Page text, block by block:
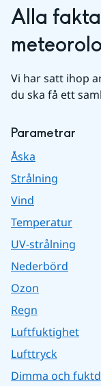
Alla
Vi har satt ihop
du ska få ett
Parametrar
Åska
Strålning
Vind
Temperatur
UV-strålning
Nederbörd
Ozon
Regn
Luftfuktighet
Lufttryck
Dimma och